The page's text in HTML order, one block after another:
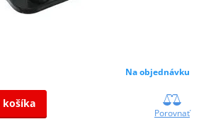
Na objednávku
košíka
Porovnať